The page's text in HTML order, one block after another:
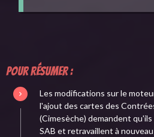
Pour résumer :
Les modifications sur le
l'ajout des cartes des
(Cimesèche) demandent
SAB et retravaillent à